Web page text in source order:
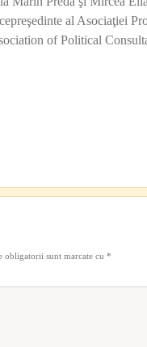
al Asociaţiei
of Political
obligatorii sunt marcate cu *